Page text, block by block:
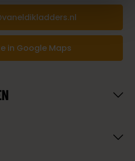
in Google Maps